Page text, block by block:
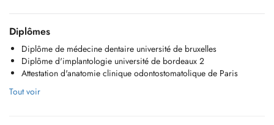
Diplômes
Diplôme de médecine dentaire université de bruxelles
Diplôme d'implantologie université de bordeaux 2
Attestation d'anatomie clinique odontostomatolique de Paris
Tout voir